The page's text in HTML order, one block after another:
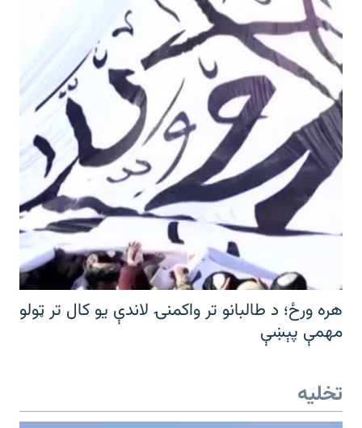
هره ورځ؛ د طالبانو تر واکمنۍ لاندې یو کال تر ټولو
مهمې پېښې
تخلیه